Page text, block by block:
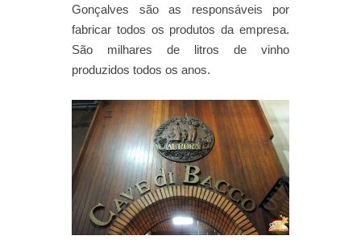
Gonçalves são as responsáveis por
fabricar todos os produtos da empresa.
São milhares de litros de vinho
produzidos todos os anos.